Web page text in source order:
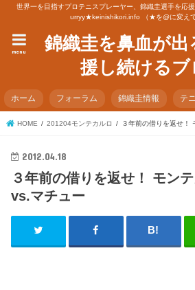
世界一を目指すプロテニスプレーヤー、錦織圭選手を応
urryy★keinishikori.info （★を@に変えて
錦織圭を鼻血が
援し続ける
menu
ホーム フォーラム 錦織圭情報 テ
HOME 201204モンテカルロ ３年前の借りを返せ！
2012.04.18
３年前の借りを返せ！ モン
vs.マチュー